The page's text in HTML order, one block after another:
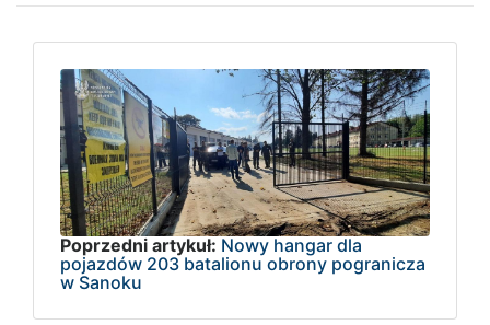
Poprzedni artykuł: Nowy hangar dla
pojazdów 203 batalionu obrony pogranicza
w Sanoku